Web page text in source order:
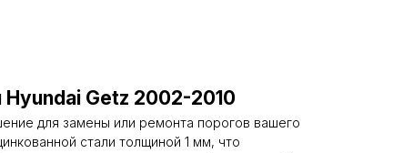
Hyundai Getz 2002-2010
для замены или ремонта порогов вашего
стали толщиной 1 мм, что